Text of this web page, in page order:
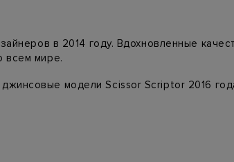
в 2014 году. Вдохновленные
всем мире.
джинсовые модели Scissor Scriptor 2016